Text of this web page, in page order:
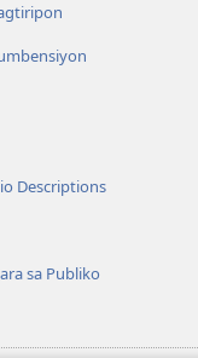
Descriptions
sa Publiko